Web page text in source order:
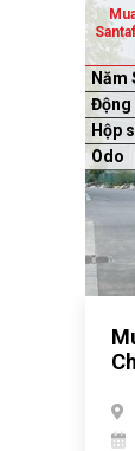
Năm
Động
Hộp
Odo